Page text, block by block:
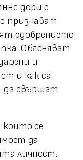
дори с
признават
одобрението
Обясняват
и
и как са
да свършат
които се
да
личност,